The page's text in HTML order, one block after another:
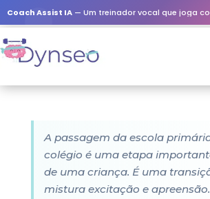
Coach Assist IA — Um treinador vocal que joga com os seus entes queridos
A passagem da escola
colégio é uma etapa
de uma criança. É uma
mistura excitação e